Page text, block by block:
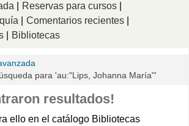
Reservas para cursos
Comentarios recientes
Bibliotecas
para 'au:"Lips, Johanna María"'
resultados!
ello en el catálogo Bibliotecas